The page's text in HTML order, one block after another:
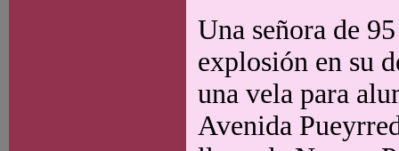
Una señora de
explosión en su
una vela para
Avenida